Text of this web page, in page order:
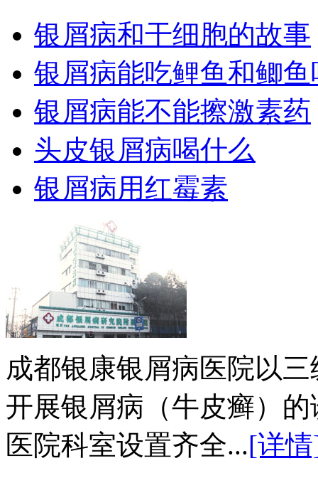
银屑病和干细胞的故事
银屑病能吃鲤鱼和鲫鱼
银屑病能不能擦激素药
头皮银屑病喝什么
银屑病用红霉素
成都银康银屑病医院以
开展银屑病（牛皮癣）
医院科室设置齐全...[详